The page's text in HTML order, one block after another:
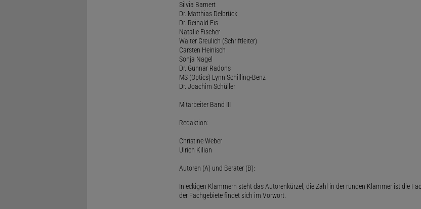
Silvia Barnert
Dr. Matthias Delbrück
Dr. Reinald Eis
Natalie Fischer
Walter Greulich (Schriftleiter)
Carsten Heinisch
Sonja Nagel
Dr. Gunnar Radons
MS (Optics) Lynn Schilling-Benz
Dr. Joachim Schüller
Mitarbeiter Band III
Redaktion:
Christine Weber
Ulrich Kilian
Autoren (A) und Berater (B):
In eckigen Klammern steht das Autorenkürzel, die Zahl in der runden Klammer ist die
der Fachgebiete findet sich im Vorwort.